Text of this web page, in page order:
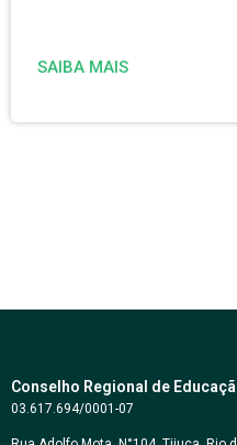
SAIBA MAIS
Conselho Regional de
03.617.694/0001-07